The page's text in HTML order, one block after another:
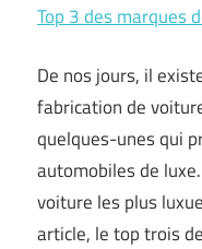
Top 3 des marques
De nos jours, il
fabrication de
quelques-unes qui
automobiles de
voiture les plus
article, le top trois